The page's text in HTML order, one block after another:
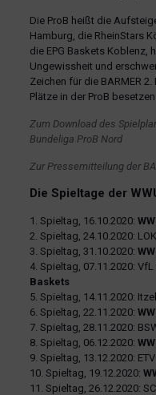
Die ProB heißt die
Hamburg, die RheinStars
die EPG Baskets Koblenz,
Ungewissheit und
Zeichen für die BARMER
Plätze in der ProB
Zum Download des
Bundeliga ProB Nord
Zur Pressemitteilung der
Die Spieltage der
1. Spieltag, 16.10.2020:
2. Spieltag, 24.10.2020:
3. Spieltag, 31.10.2020:
4. Spieltag, 07.11.2020:
Baskets
5. Spieltag, 14.11.2020:
6. Spieltag, 22.11.2020:
7. Spieltag, 28.11.2020:
8. Spieltag, 06.12.2020:
9. Spieltag, 13.12.2020:
10. Spieltag, 19.12.2020:
11. Spieltag, 26.12.2020: